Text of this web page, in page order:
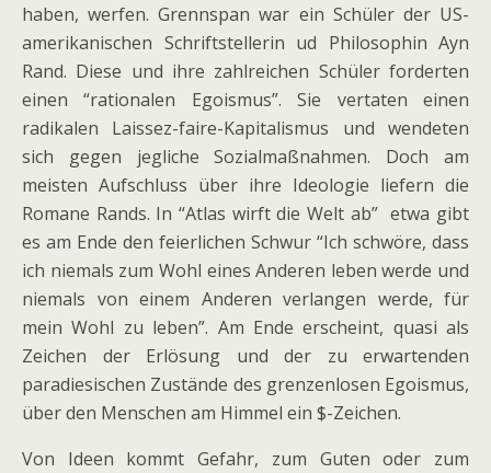
haben, werfen. Grennspan war ein Schüler der US-
amerikanischen Schriftstellerin ud Philosophin Ayn
Rand. Diese und ihre zahlreichen Schüler forderten
einen “rationalen Egoismus”. Sie vertaten einen
radikalen Laissez-faire-Kapitalismus und wendeten
sich gegen jegliche Sozialmaßnahmen. Doch am
meisten Aufschluss über ihre Ideologie liefern die
Romane Rands. In “Atlas wirft die Welt ab” etwa gibt
es am Ende den feierlichen Schwur “Ich schwöre, dass
ich niemals zum Wohl eines Anderen leben werde und
niemals von einem Anderen verlangen werde, für
mein Wohl zu leben”. Am Ende erscheint, quasi als
Zeichen der Erlösung und der zu erwartenden
paradiesischen Zustände des grenzenlosen Egoismus,
über den Menschen am Himmel ein $-Zeichen.
Von Ideen kommt Gefahr, zum Guten oder zum